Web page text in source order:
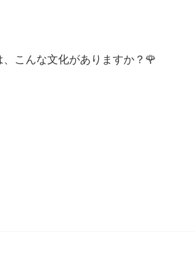
こんな文化がありますか？🌹